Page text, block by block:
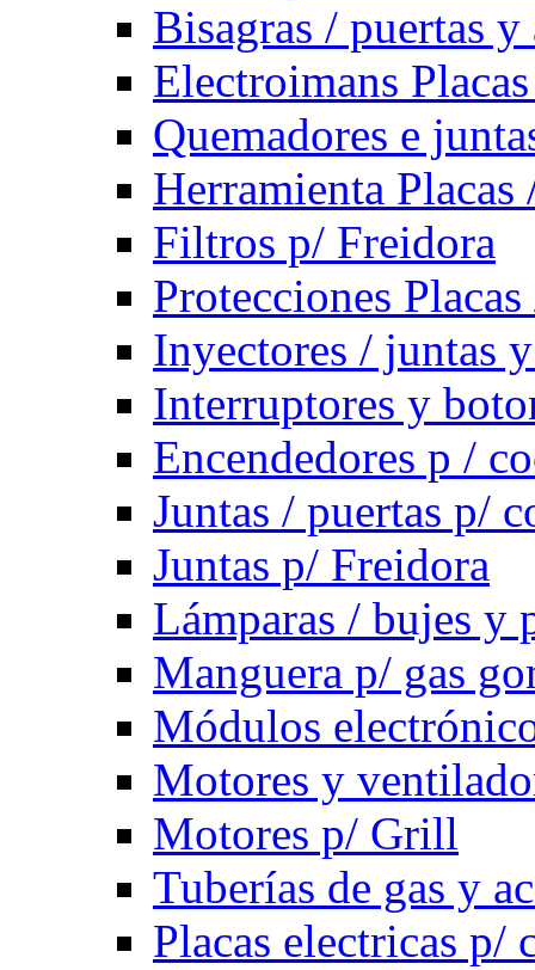
Bisagras / puertas y
Electroimans
Quemadores e
Herramienta
Filtros p/ Freidora
Protecciones
Inyectores / juntas
Interruptores y
Encendedores p /
Juntas / puertas p/
Juntas p/ Freidora
Lámparas / bujes y
Manguera p/ gas
Módulos
Motores y
Motores p/ Grill
Tuberías de gas y
Placas electricas p/